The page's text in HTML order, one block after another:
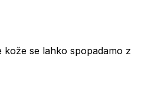
kože se lahko spopadamo z